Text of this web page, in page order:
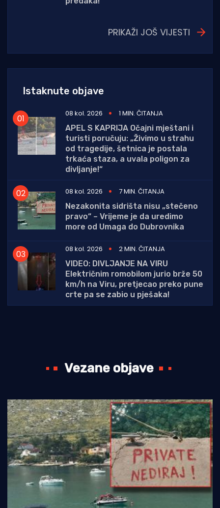
PRIKAŽI JOŠ VIJESTI
Istaknute objave
08 kol. 2026
1 MIN. ČITANJA
APEL S KAPRIJA Očajni mještani i
turisti poručuju: „Živimo u strahu
od tragedije, šetnica je postala
trkaća staza, a uvala poligon za
divljanje!“
08 kol. 2026
7 MIN. ČITANJA
Nezakonita sidrišta nisu „stečeno
pravo“ – Vrijeme je da uredimo
more od Umaga do Dubrovnika
08 kol. 2026
2 MIN. ČITANJA
VIDEO: DIVLJANJE NA VIRU
Električnim romobilom jurio brže 50
km/h na Viru, pretjecao preko pune
crte pa se zabio u pješaka!
Vezane objave